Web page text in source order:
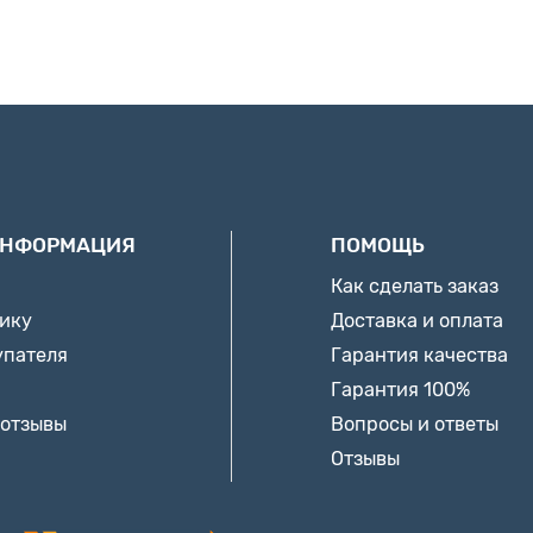
ПОМОЩЬ
Как сделать заказ
Доставка и оплата
Гарантия качества
Гарантия 100%
Вопросы и ответы
Отзывы